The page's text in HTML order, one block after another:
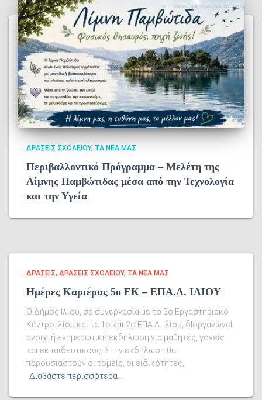
ΔΡΆΣΕΙΣ ΣΧΟΛΕΊΟΥ ΤΑ ΝΈΑ ΜΑΣ
Περιβαλλοντικό Πρόγραμμα – Μελέτη της
Λίμνης Παμβώτιδας μέσα από την Τεχνολογία
και την Υγεία
ΔΡΑΣΕΙΣ ΔΡΆΣΕΙΣ ΣΧΟΛΕΊΟΥ ΤΑ ΝΈΑ ΜΑΣ
Ημέρες Καριέρας 5ο ΕΚ – ΕΠΑ.Λ. ΙΛΙΟΥ
O Δήμος Ιλίου, σε συνεργασία με το 5ο Εργαστηριακό
Κέντρο Ιλίου και τα 1ο και 2ο ΕΠΑ.Λ. Ιλίου, δΙοργανώνεΙ
ανοιχτή ενημερωτική εκδήλωση για μαθητές, γονείς
και εκπαιδευτικούς. Στην εκδήλωση θα
παρουσιαστούν οι τομείς, οι ειδικότητες,
Διαβάστε περισσότερα…